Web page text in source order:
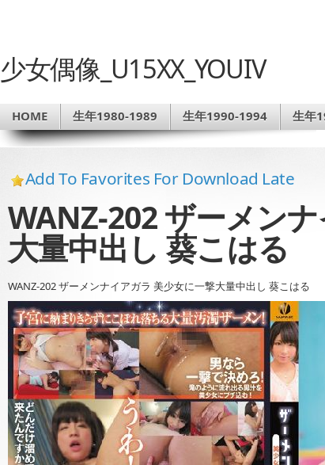
少女偶像_U15XX_YOUIV
HOME 生年1980-1989 生年1990-1994 生年
Add To Favorites For Download Late
WANZ-202 ザーメン
大量中出し 葵こはる
WANZ-202 ザーメンナイアガラ 美少女に一撃大量中出し 葵こはる